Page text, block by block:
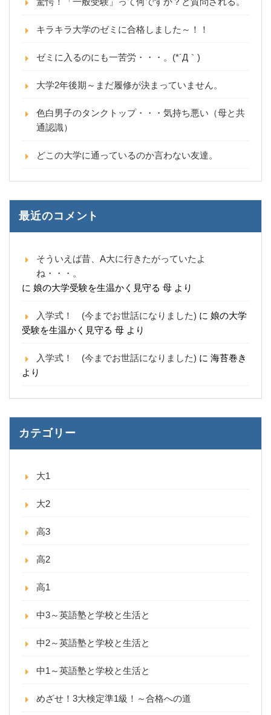
キラキラ大学のゼミに合格しました～！！
ゼミに入るのにも一苦労・・・。(*´Д｀)
大学2年後期～まだ履修が決まっていません。
色白男子のタンクトップ・・・気持ち悪い（母と共
通認識）
どこの大学に通っているのか言わない友達。
最近のコメント
そういえば昔、A大に行きたがっていたよ
ね・・・。
に 娘の大学受験を生温かく見守る 母 より
入学式！ (今までお世話になりました) に 娘の大学
受験を生温かく見守る 母 より
入学式！ (今までお世話になりました) に 海苔巻き
より
カテゴリー
大1
大2
高3
高2
高1
中3～英語塾と学校と生活と
中2～英語塾と学校と生活と
中1～英語塾と学校と生活と
めざせ！3大検定準1級！～合格への道